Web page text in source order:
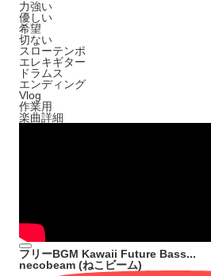
力強い
優しい
希望
切ない
スローテンポ
エレキギター
ドラムス
エンディング
Vlog
作業用
楽曲詳細
フリーBGM Kawaii Future Bass...
necobeam (ねこビーム)